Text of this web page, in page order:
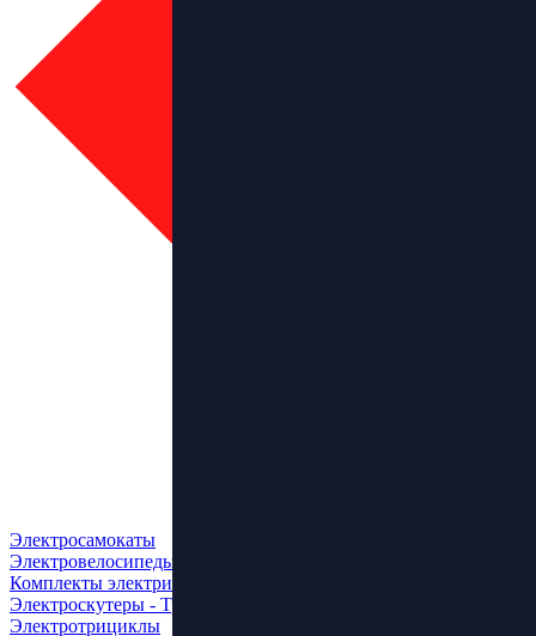
Электросамокаты
Электровелосипеды
Комплекты электрификации
Электроскутеры - Трайки
Электротрициклы